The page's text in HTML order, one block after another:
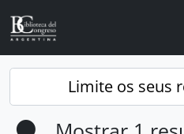
Skip to main content
Limite os seus